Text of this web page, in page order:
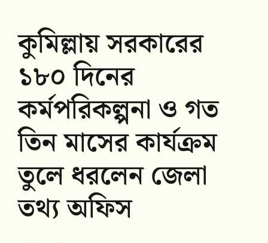
কুমিল্লায় সরকারের
১৮০ দিনের
কর্মপরিকল্পনা ও গত
তিন মাসের কার্যক্রম
তুলে ধরলেন জেলা
তথ্য অফিস